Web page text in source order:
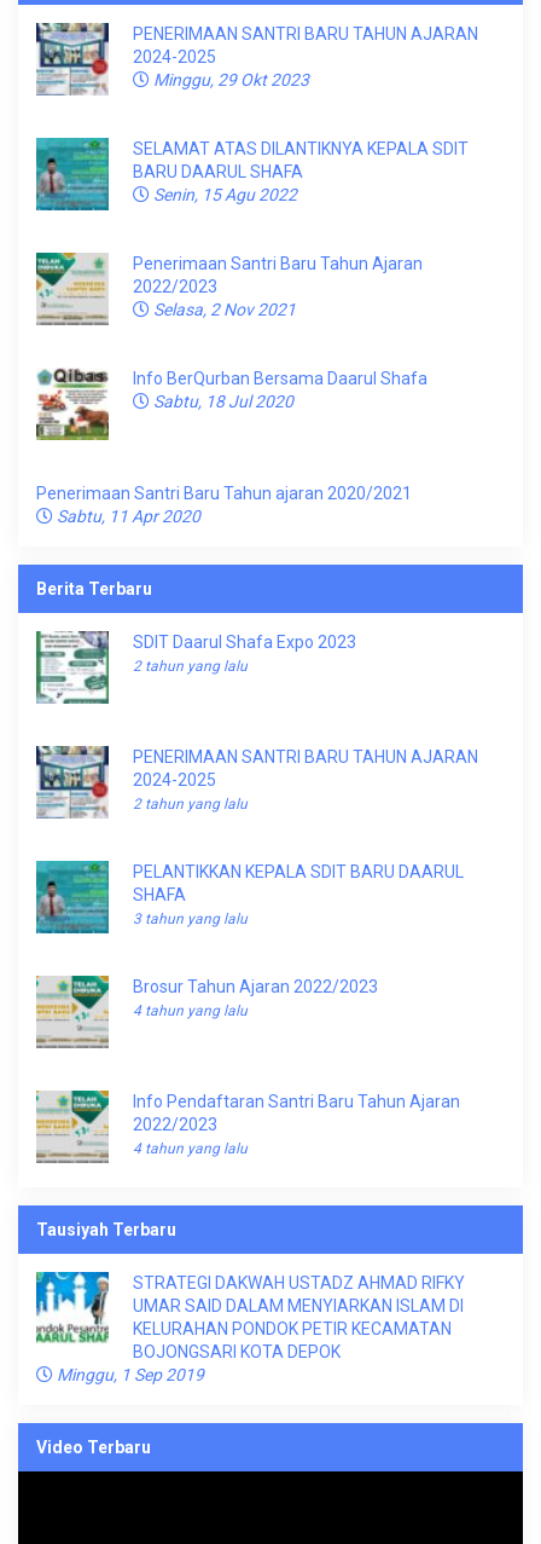
PENERIMAAN SANTRI BARU TAHUN AJARAN
2024-2025
Minggu, 29 Okt 2023
SELAMAT ATAS DILANTIKNYA KEPALA SDIT
BARU DAARUL SHAFA
Senin, 15 Agu 2022
Penerimaan Santri Baru Tahun Ajaran
2022/2023
Selasa, 2 Nov 2021
Info BerQurban Bersama Daarul Shafa
Sabtu, 18 Jul 2020
Penerimaan Santri Baru Tahun ajaran 2020/2021
Sabtu, 11 Apr 2020
Berita Terbaru
SDIT Daarul Shafa Expo 2023
2 tahun yang lalu
PENERIMAAN SANTRI BARU TAHUN AJARAN
2024-2025
2 tahun yang lalu
PELANTIKKAN KEPALA SDIT BARU DAARUL
SHAFA
3 tahun yang lalu
Brosur Tahun Ajaran 2022/2023
4 tahun yang lalu
Info Pendaftaran Santri Baru Tahun Ajaran
2022/2023
4 tahun yang lalu
Tausiyah Terbaru
STRATEGI DAKWAH USTADZ AHMAD RIFKY
UMAR SAID DALAM MENYIARKAN ISLAM DI
KELURAHAN PONDOK PETIR KECAMATAN
BOJONGSARI KOTA DEPOK
Minggu, 1 Sep 2019
Video Terbaru